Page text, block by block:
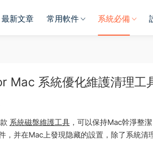
最新文章 常用軟件 系統必備
Mac 系統優化維護清理工
系統磁盤維護工具 ，可以保持Mac幹淨整
，并在Mac上發現隐藏的設置，除了系統清